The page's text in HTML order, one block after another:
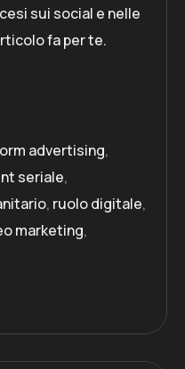
sui social e nelle
fa per te.
advertising,
seriale,
, ruolo digitale,
marketing,